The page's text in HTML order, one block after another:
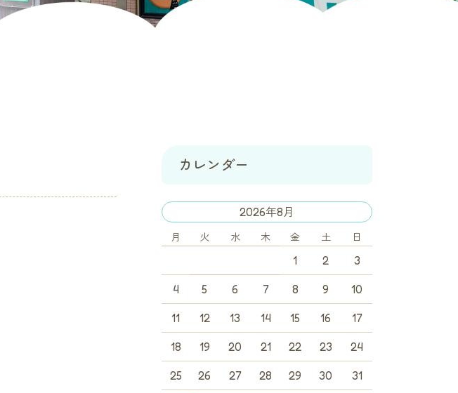
カレンダー
2026年8月
月 火 水 木 金 土 日
1 2 3
4 5 6 7 8 9 10
11 12 13 14 15 16 17
18 19 20 21 22 23 24
25 26 27 28 29 30 31